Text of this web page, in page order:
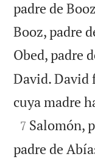
padre de
Booz, padre
Obed, padre
David. David
cuya madre

7 Salomón,
padre de